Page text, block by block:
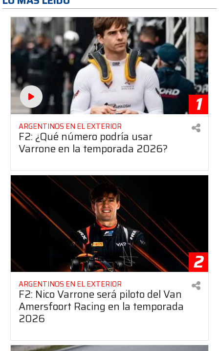
1
ARGENTINOS EN EL EXTERIOR
F2: ¿Qué número podría usar
Varrone en la temporada 2026?
2
ARGENTINOS EN EL EXTERIOR
F2: Nico Varrone será piloto del Van
Amersfoort Racing en la temporada
2026